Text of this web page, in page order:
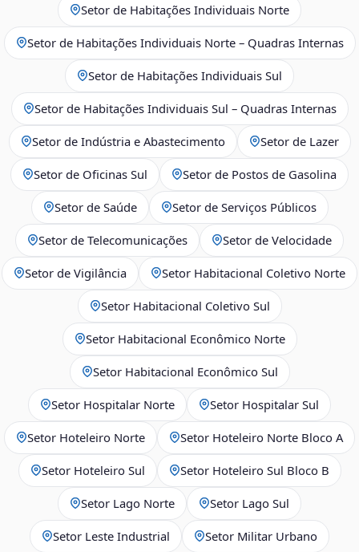
Setor de Habitações Individuais Norte
Setor de Habitações Individuais Norte – Quadras Internas
Setor de Habitações Individuais Sul
Setor de Habitações Individuais Sul – Quadras Internas
Setor de Indústria e Abastecimento Setor de Lazer
Setor de Oficinas Sul Setor de Postos de Gasolina
Setor de Saúde Setor de Serviços Públicos
Setor de Telecomunicações Setor de Velocidade
Setor de Vigilância Setor Habitacional Coletivo Norte
Setor Habitacional Coletivo Sul
Setor Habitacional Econômico Norte
Setor Habitacional Econômico Sul
Setor Hospitalar Norte Setor Hospitalar Sul
Setor Hoteleiro Norte Setor Hoteleiro Norte Bloco A
Setor Hoteleiro Sul Setor Hoteleiro Sul Bloco B
Setor Lago Norte Setor Lago Sul
Setor Leste Industrial Setor Militar Urbano